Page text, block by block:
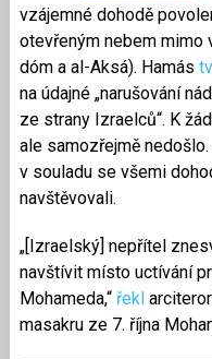
vzájemné dohodě
otevřeným nebem mimo
dóm a al-Aksá). Hamás
na údajné „narušování
ze strany Izraelců“. K
ale samozřejmě
v souladu se všemi
navštěvovali.
„[Izraelský] nepřítel
navštívit místo uctívání
Mohameda,“ řekl
masakru ze 7. října